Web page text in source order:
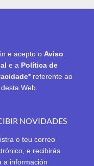
e acepto o Aviso
e a Política de
referente ao
Web.
NOVIDADES
o teu correo
e recibirás
a información